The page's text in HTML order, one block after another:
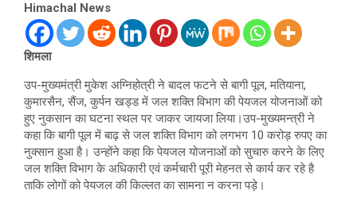
Himachal News
शिमला
उप-मुख्यमंत्री मुकेश अग्निहोत्री ने बादल फटने से बागी पूल, मतियाना,
कुमारसैन, सैंज, कुर्पन खड्ड में जल शक्ति विभाग की पेयजल योजनाओं को
हुए नुकसान का घटना स्थल पर जाकर जायजा लिया।उप-मुख्यमन्त्री ने
कहा कि बागी पूल में बाढ़ से जल शक्ति विभाग को लगभग 10 करोड़ रुपए का
नुक्सान हुआ है। उन्होंने कहा कि पेयजल योजनाओं को सुचारु करने के लिए
जल शक्ति विभाग के अधिकारी एवं कर्मचारी पूरी मेहनत से कार्य कर रहे है
ताकि लोगों को पेयजल की किल्लत का सामना न करना पड़े।